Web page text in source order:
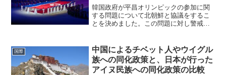
韓国政府が平昌オリンピックの参加に関
する問題について北朝鮮と協議をするこ
とを決めました。この問題に対し警戒感
す。（主に保守勢力）国際社会の批判を
無視し核爆弾や長距離ミサ...
国際
中国によるチベット人やウイグル
族への同化政策と、日本が行った
アイヌ民族への同化政策の比較